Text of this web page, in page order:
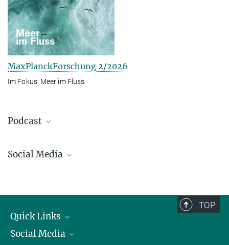
MaxPlanckForschung 2/2026
Im Fokus: Meer im Fluss
Podcast
Social Media
Mastodon
TikTok
Youtube
TOP
Quick Links
Präsident
Social Media